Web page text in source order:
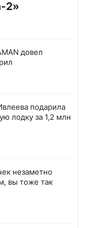
2»
довел
подарила
лодку за 1,2 млн
незаметно
вы тоже так